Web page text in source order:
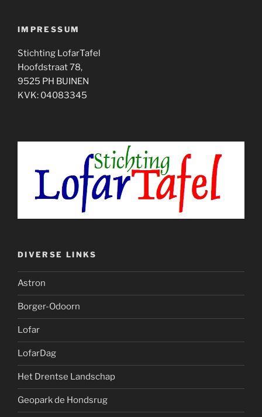
IMPRESSUM
Stichting LofarTafel
Hoofdstraat 78,
9525 PH BUINEN
KVK: 04083345
DIVERSE LINKS
Astron
Borger-Odoorn
Lofar
LofarDag
Het Drentse Landschap
Geopark de Hondsrug